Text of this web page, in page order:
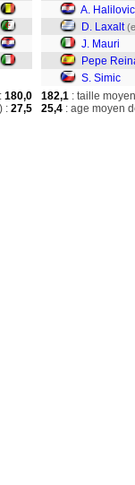
A. Halilovic
D. Laxalt
J. Mauri
Pepe
S. Simic
180,0
: 27,5
182,1 : taille
25,4 : age moyen